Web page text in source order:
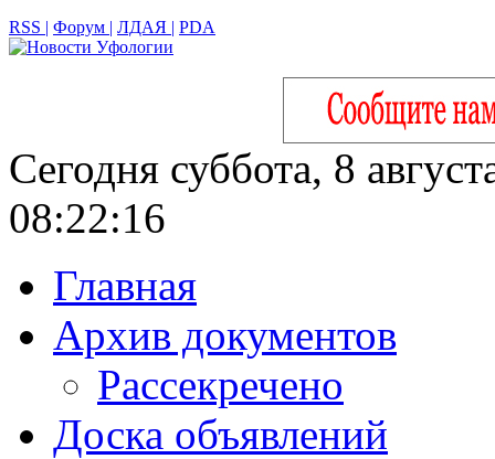
RSS | Форум | ЛДАЯ | PDA
Сегодня суббота, 8
08:22:17
Главная
Архив документов
Рассекречено
Доска объявлений